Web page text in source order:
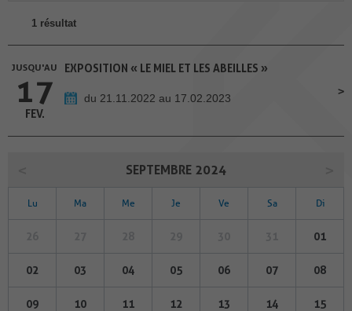
1 résultat
JUSQU'AU
17
FEV.
EXPOSITION « LE MIEL ET LES ABEILLES »
du 21.11.2022 au 17.02.2023
SEPTEMBRE 2024
Lu Ma Me Je Ve Sa Di
01
02 03 04 05 06 07 08
09 10 11 12 13 14 15